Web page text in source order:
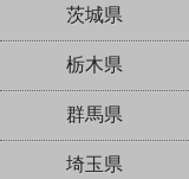
茨城県
栃木県
群馬県
埼玉県